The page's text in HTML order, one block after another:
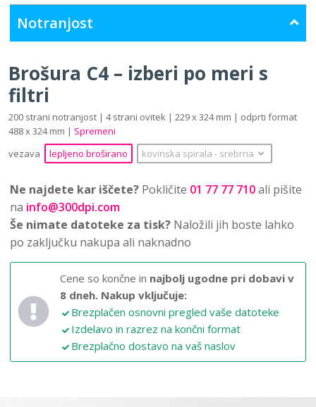
Notranjost
Brošura C4 – izberi po meri s
filtri
200 strani notranjost | 4 strani ovitek | 229 x 324 mm | odprti format
488 x 324 mm | Spremeni
vezava
lepljeno broširano kovinska spirala ‐ srebrna
Ne najdete kar iščete? Pokličite 01 77 77 710ali pišite
na info@300dpi.com
Še nimate datoteke za tisk? Naložili jih boste lahko
po zaključku nakupa ali naknadno
Cene so končne in najbolj ugodne pri dobavi v
8 dneh. Nakup vključuje:
Brezplačen osnovni pregled vaše datoteke
Izdelavo in razrez na končni format
Brezplačno dostavo na vaš naslov